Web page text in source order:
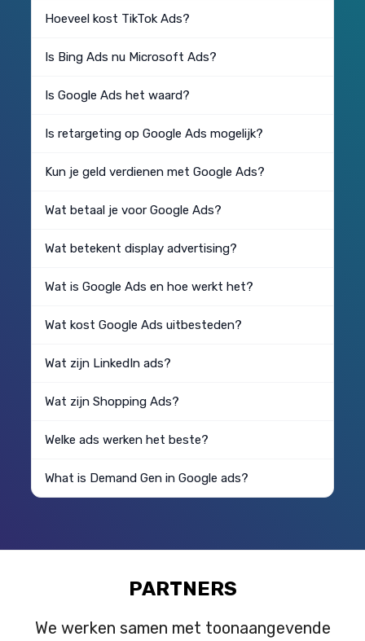
Hoeveel kost TikTok Ads?
Is Bing Ads nu Microsoft Ads?
Is Google Ads het waard?
Is retargeting op Google Ads mogelijk?
Kun je geld verdienen met Google Ads?
Wat betaal je voor Google Ads?
Wat betekent display advertising?
Wat is Google Ads en hoe werkt het?
Wat kost Google Ads uitbesteden?
Wat zijn LinkedIn ads?
Wat zijn Shopping Ads?
Welke ads werken het beste?
What is Demand Gen in Google ads?
PARTNERS
We werken samen met toonaangevende